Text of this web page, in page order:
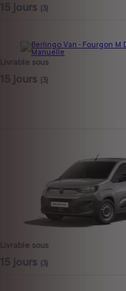
15 jours (3)
Livrable sous
15 jours (3)
Livrable sous
15 jours (3)